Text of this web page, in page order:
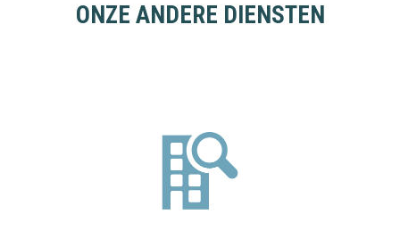
ONZE ANDERE DIENSTEN